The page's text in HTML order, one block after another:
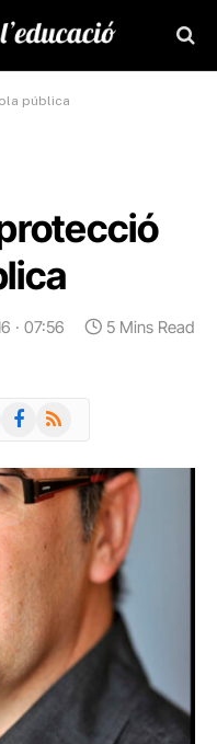
pública
· 07:56 5 Mins Read
Facebook
RSS